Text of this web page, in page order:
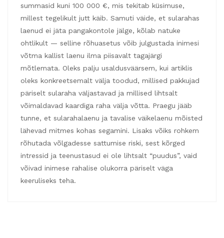
summasid kuni 100 000 €, mis tekitab küsimuse,
millest tegelikult jutt käib. Samuti väide, et sularahas
laenud ei jäta pangakontole jälge, kõlab natuke
ohtlikult — selline rõhuasetus võib julgustada inimesi
võtma kallist laenu ilma piisavalt tagajärgi
mõtlemata. Oleks palju usaldusväärsem, kui artiklis
oleks konkreetsemalt välja toodud, millised pakkujad
päriselt sularaha väljastavad ja millised lihtsalt
võimaldavad kaardiga raha välja võtta. Praegu jääb
tunne, et sularahalaenu ja tavalise väikelaenu mõisted
lähevad mitmes kohas segamini. Lisaks võiks rohkem
rõhutada võlgadesse sattumise riski, sest kõrged
intressid ja teenustasud ei ole lihtsalt “puudus”, vaid
võivad inimese rahalise olukorra päriselt väga
keeruliseks teha.